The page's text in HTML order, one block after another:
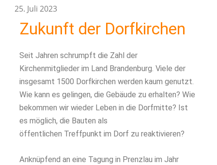
25. Juli 2023
Zukunft der Dorfkirchen
Seit Jahren schrumpft die Zahl der
Kirchenmitglieder im Land Brandenburg. Viele der
insgesamt 1500 Dorfkirchen werden kaum genutzt.
Wie kann es gelingen, die Gebäude zu erhalten? Wie
bekommen wir wieder Leben in die Dorfmitte? Ist
es möglich, die Bauten als
öffentlichen Treffpunkt im Dorf zu reaktivieren?
Anknüpfend an eine Tagung in Prenzlau im Jahr